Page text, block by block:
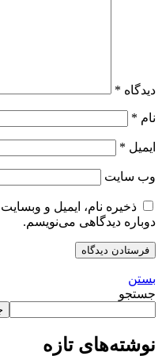
دیدگاه *
نام *
ایمیل *
وب‌ سایت
ذخیره نام، ایمیل و
دوباره دیدگاهی می‌نویسم.
بستن
جستجو
نوشته‌های تازه